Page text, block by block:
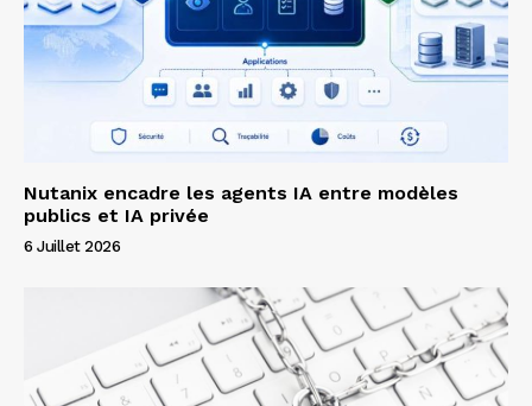
Nutanix encadre les agents IA entre modèles
publics et IA privée
6 Juillet 2026